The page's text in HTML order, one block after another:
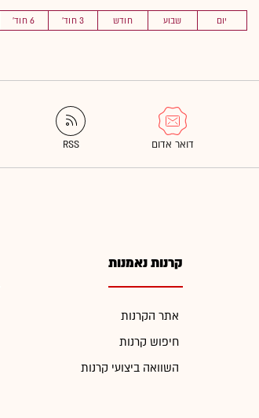
יום שבוע חודש 3 חוד' 6 חוד'
קרנות נאמנות
אתר הקרנות
חיפוש קרנות
השוואה ביצועי קרנות